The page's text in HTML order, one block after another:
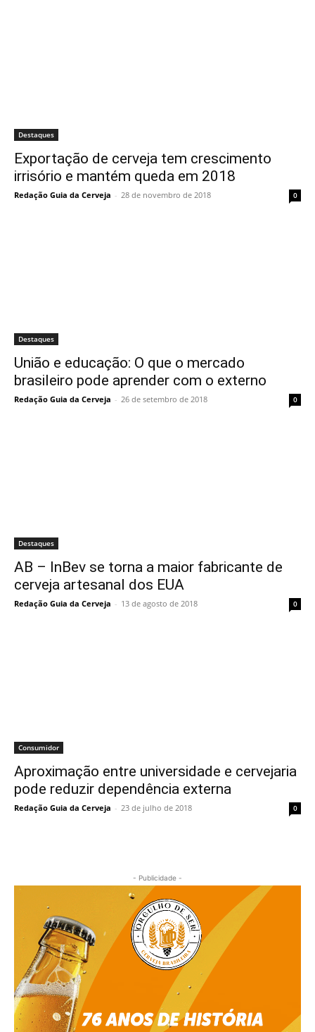
Destaques
Exportação de cerveja tem crescimento
irrisório e mantém queda em 2018
Redação Guia da Cerveja - 28 de novembro de 2018 0
Destaques
União e educação: O que o mercado
brasileiro pode aprender com o externo
Redação Guia da Cerveja - 26 de setembro de 2018 0
Destaques
AB – InBev se torna a maior fabricante de
cerveja artesanal dos EUA
Redação Guia da Cerveja - 13 de agosto de 2018 0
Consumidor
Aproximação entre universidade e cervejaria
pode reduzir dependência externa
Redação Guia da Cerveja - 23 de julho de 2018 0
- Publicidade -